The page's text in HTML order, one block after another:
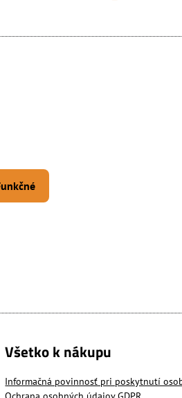
Všetko k nákupu
Informačná povinnosť pri poskytnutí